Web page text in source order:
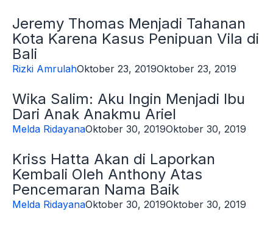
Jeremy Thomas Menjadi Tahanan
Kota Karena Kasus Penipuan Vila di
Bali
Rizki AmrulahOktober 23, 2019Oktober 23, 2019
Wika Salim: Aku Ingin Menjadi Ibu
Dari Anak Anakmu Ariel
Melda RidayanaOktober 30, 2019Oktober 30, 2019
Kriss Hatta Akan di Laporkan
Kembali Oleh Anthony Atas
Pencemaran Nama Baik
Melda RidayanaOktober 30, 2019Oktober 30, 2019